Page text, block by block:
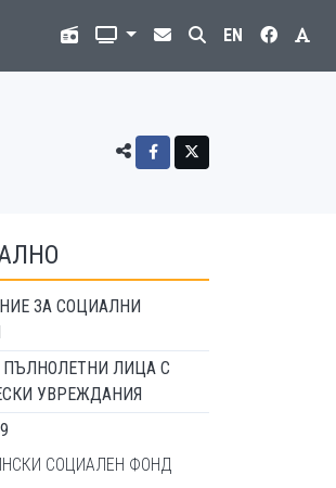
EN
ЗА СОЦИАЛНИ
ЛИЦА С
УВРЕЖДАНИЯ
СОЦИАЛЕН ФОНД